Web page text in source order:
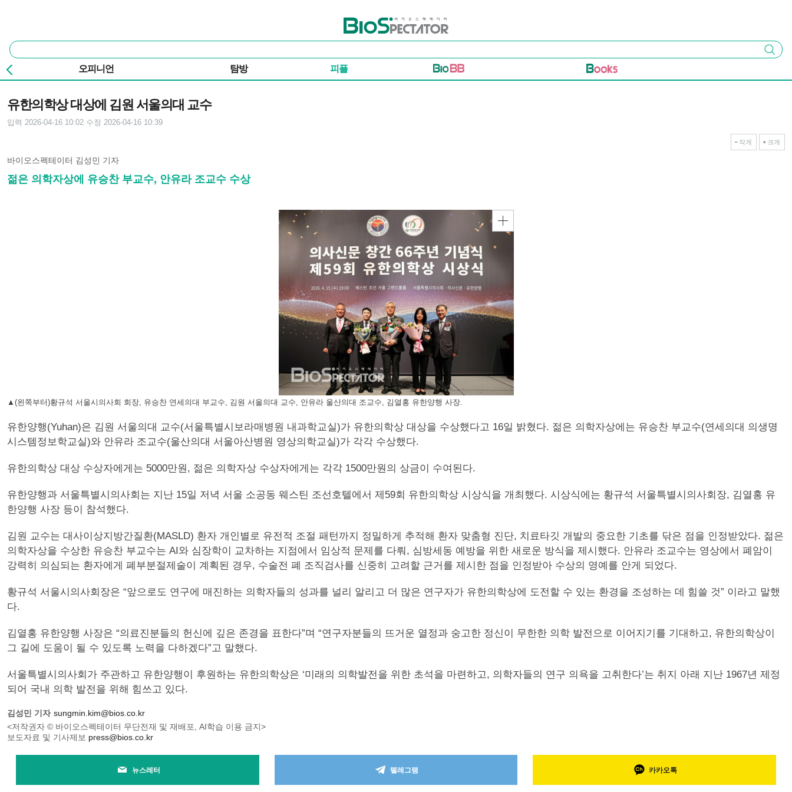
바이오스펙테이터
통
합
검
색
검색
오피니언 탐방 피플
유한의학상 대상에 김원 서울의대 교수
입력 2026-04-16 10:02 수정 2026-04-16 10:39
작게 크게
바이오스펙테이터 김성민 기자
젊은 의학자상에 유승찬 부교수, 안유라 조교수 수상
▲(왼쪽부터)황규석 서울시의사회 회장, 유승찬 연세의대 부교수, 김원 서울의대 교수, 안유라 울산의대 조교수, 김열홍 유한양행 사장.
유한양행(Yuhan)은 김원 서울의대 교수(서울특별시보라매병원 내과학교실)가 유한의학상 대상을 수상했다고 16일 밝혔다. 젊은 의학자상에는 유승찬 부교수(연세의대 의생명
시스템정보학교실)와 안유라 조교수(울산의대 서울아산병원 영상의학교실)가 각각 수상했다.
유한의학상 대상 수상자에게는 5000만원, 젊은 의학자상 수상자에게는 각각 1500만원의 상금이 수여된다.
유한양행과 서울특별시의사회는 지난 15일 저녁 서울 소공동 웨스틴 조선호텔에서 제59회 유한의학상 시상식을 개최했다. 시상식에는 황규석 서울특별시의사회장, 김열홍 유
한양행 사장 등이 참석했다.
김원 교수는 대사이상지방간질환(MASLD) 환자 개인별로 유전적 조절 패턴까지 정밀하게 추적해 환자 맞춤형 진단, 치료타깃 개발의 중요한 기초를 닦은 점을 인정받았다. 젊은
의학자상을 수상한 유승찬 부교수는 AI와 심장학이 교차하는 지점에서 임상적 문제를 다뤄, 심방세동 예방을 위한 새로운 방식을 제시했다. 안유라 조교수는 영상에서 폐암이
강력히 의심되는 환자에게 폐부분절제술이 계획된 경우, 수술전 폐 조직검사를 신중히 고려할 근거를 제시한 점을 인정받아 수상의 영예를 안게 되었다.
황규석 서울시의사회장은 “앞으로도 연구에 매진하는 의학자들의 성과를 널리 알리고 더 많은 연구자가 유한의학상에 도전할 수 있는 환경을 조성하는 데 힘쓸 것” 이라고 말했
다.
김열홍 유한양행 사장은 “의료진분들의 헌신에 깊은 존경을 표한다”며 “연구자분들의 뜨거운 열정과 숭고한 정신이 무한한 의학 발전으로 이어지기를 기대하고, 유한의학상이
그 길에 도움이 될 수 있도록 노력을 다하겠다”고 말했다.
서울특별시의사회가 주관하고 유한양행이 후원하는 유한의학상은 ‘미래의 의학발전을 위한 초석을 마련하고, 의학자들의 연구 의욕을 고취한다’는 취지 아래 지난 1967년 제정
되어 국내 의학 발전을 위해 힘쓰고 있다.
김성민 기자 sungmin.kim@bios.co.kr
<저작권자 © 바이오스펙테이터 무단전재 및 재배포, AI학습 이용 금지>
보도자료 및 기사제보 press@bios.co.kr
뉴스레터 텔레그램 카카오톡